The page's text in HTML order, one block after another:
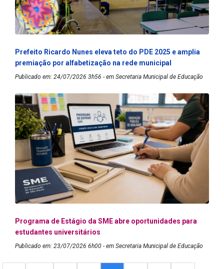
Prefeito Ricardo Nunes eleva teto do PDE 2025 e amplia
premiação por alfabetização na rede municipal
Publicado em: 24/07/2026 3h56 - em Secretaria Municipal de Educação
Programa de Estágio da SME abre oportunidades para
estudantes universitários
Publicado em: 23/07/2026 6h00 - em Secretaria Municipal de Educação